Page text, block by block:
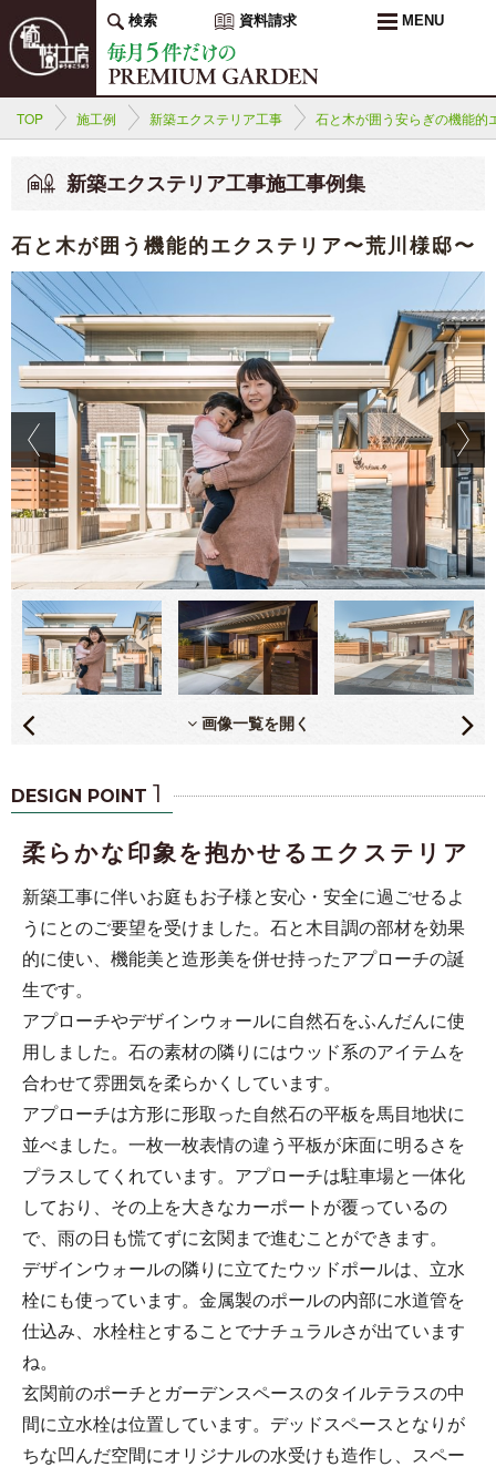
検索 資料請求 MENU
TOP 施工例 新築エクステリア工事 石と木が囲う安らぎの機能的
新築エクステリア工事施工事例集
石と木が囲う機能的エクステリア〜荒川様邸〜
画像一覧を開く
DESIGN POINT 1
柔らかな印象を抱かせるエクステリア
新築工事に伴いお庭もお子様と安心・安全に過ごせるよ
うにとのご要望を受けました。石と木目調の部材を効果
的に使い、機能美と造形美を併せ持ったアプローチの誕
生です。
アプローチやデザインウォールに自然石をふんだんに使
用しました。石の素材の隣りにはウッド系のアイテムを
合わせて雰囲気を柔らかくしています。
アプローチは方形に形取った自然石の平板を馬目地状に
並べました。一枚一枚表情の違う平板が床面に明るさを
プラスしてくれています。アプローチは駐車場と一体化
しており、その上を大きなカーポートが覆っているの
で、雨の日も慌てずに玄関まで進むことができます。
デザインウォールの隣りに立てたウッドポールは、立水
栓にも使っています。金属製のポールの内部に水道管を
仕込み、水栓柱とすることでナチュラルさが出ています
ね。
玄関前のポーチとガーデンスペースのタイルテラスの中
間に立水栓は位置しています。デッドスペースとなりが
ちな凹んだ空間にオリジナルの水受けも造作し、スペー